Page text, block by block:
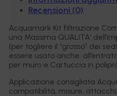
Recensioni (0)
Acquamark Kit filtrazione
una Massima QUALITA’
(per togliere il “grosso” dei
essere usato anche:
per muro e Cartuccia in
Applicazione consigliata
compatibilità, misure,